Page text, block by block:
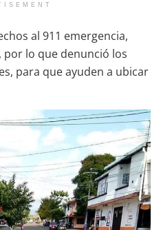
al 911 emergencia,
por lo que denunció los
para que ayuden a ubicar